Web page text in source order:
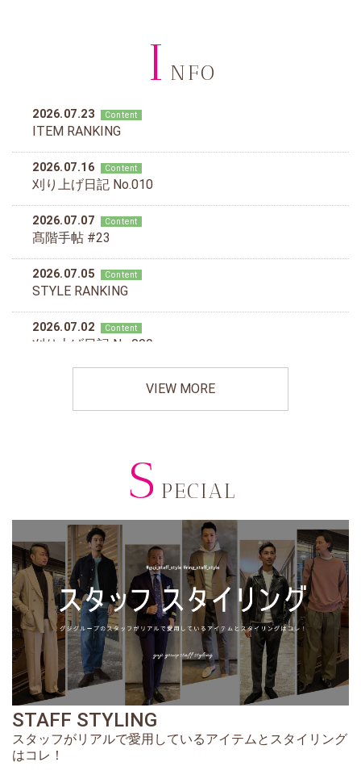
I NFO
VIEW MORE
S PECIAL
STAFF STYLING
スタッフがリアルで愛用しているアイテムとスタイリング
はコレ！